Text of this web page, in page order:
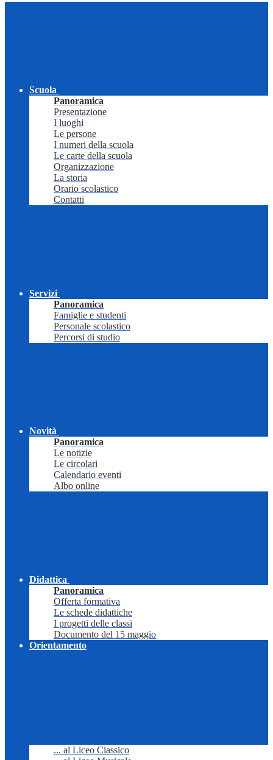
Scuola
Panoramica
Presentazione
I luoghi
Le persone
I numeri della scuola
Le carte della scuola
Organizzazione
La storia
Orario scolastico
Contatti
Servizi
Panoramica
Famiglie e studenti
Personale scolastico
Percorsi di studio
Novità
Panoramica
Le notizie
Le circolari
Calendario eventi
Albo online
Didattica
Panoramica
Offerta formativa
Le schede didattiche
I progetti delle classi
Documento del 15 maggio
Orientamento
... al Liceo Classico